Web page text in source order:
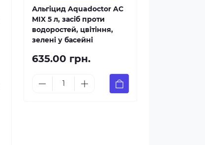
Альгіцид Aquadoctor AC
MIX 5 л, засіб проти
водоростей, цвітіння,
зелені у басейні
635.00 грн.